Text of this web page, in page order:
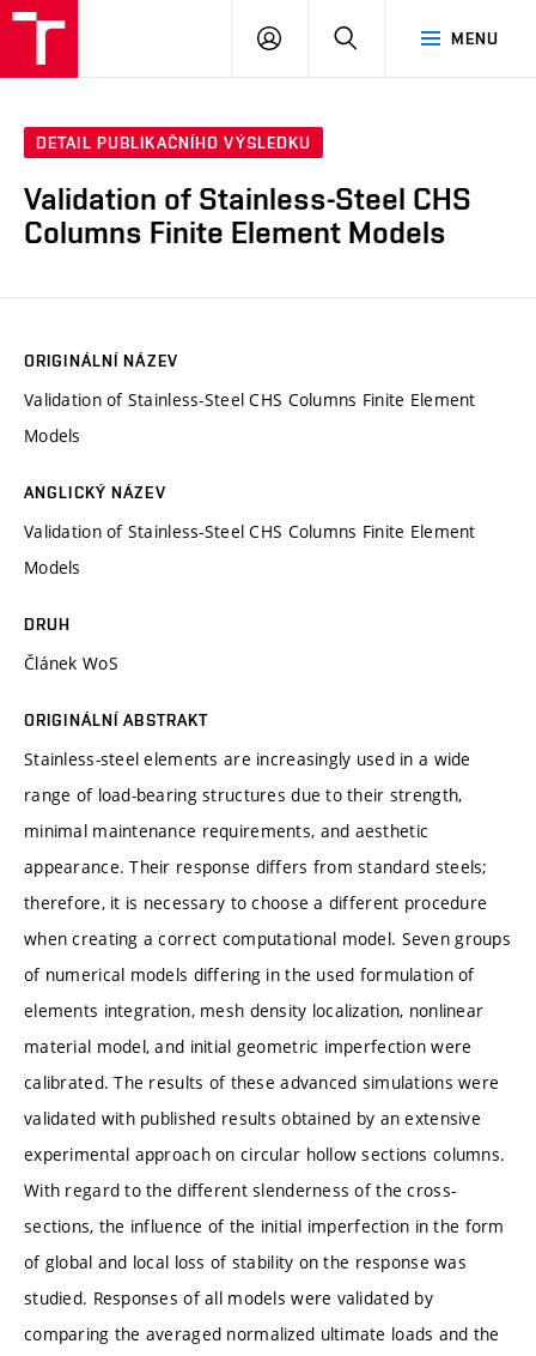
MENU
PŘIHLÁSIT
DETAIL PUBLIKAČNÍHO VÝSLEDKU
Validation of Stainless-Steel CHS
Columns Finite Element Models
ORIGINÁLNÍ NÁZEV
Validation of Stainless-Steel CHS Columns Finite Element
Models
ANGLICKÝ NÁZEV
Validation of Stainless-Steel CHS Columns Finite Element
Models
DRUH
Článek WoS
ORIGINÁLNÍ ABSTRAKT
Stainless-steel elements are increasingly used in a wide
range of load-bearing structures due to their strength,
minimal maintenance requirements, and aesthetic
appearance. Their response differs from standard steels;
therefore, it is necessary to choose a different procedure
when creating a correct computational model. Seven groups
of numerical models differing in the used formulation of
elements integration, mesh density localization, nonlinear
material model, and initial geometric imperfection were
calibrated. The results of these advanced simulations were
validated with published results obtained by an extensive
experimental approach on circular hollow sections columns.
With regard to the different slenderness of the cross-
sections, the influence of the initial imperfection in the form
of global and local loss of stability on the response was
studied. Responses of all models were validated by
comparing the averaged normalized ultimate loads and the